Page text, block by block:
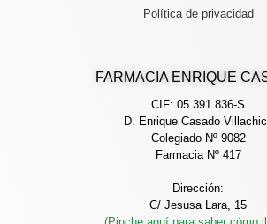
FARMACIA ENRIQUE
CIF: 05.391.836-S
D. Enrique Casado
Colegiado Nº 9082
Farmacia Nº 417
Dirección:
C/ Jesusa Lara, 15
Política de privacidad